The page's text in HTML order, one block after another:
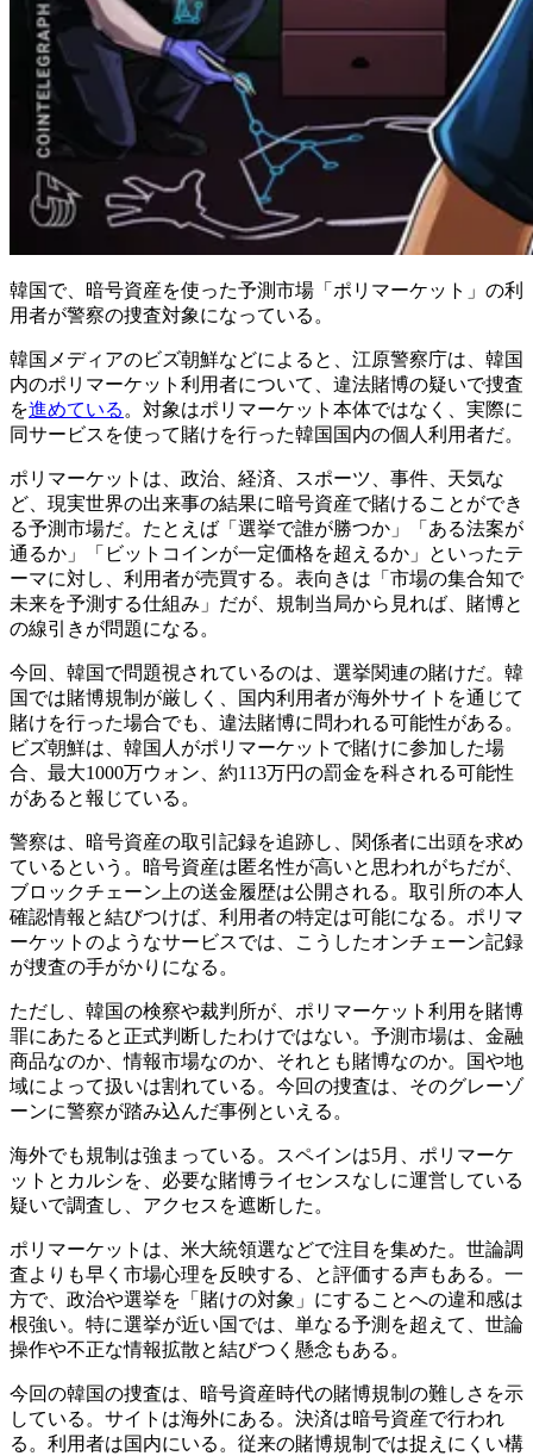
韓国で、暗号資産を使った予測市場「ポリマーケット」の利
用者が警察の捜査対象になっている。
韓国メディアのビズ朝鮮などによると、江原警察庁は、韓国
内のポリマーケット利用者について、違法賭博の疑いで捜査
を進めている 。対象はポリマーケット本体ではなく、実際に
同サービスを使って賭けを行った韓国国内の個人利用者だ。
ポリマーケットは、政治、経済、スポーツ、事件、天気な
ど、現実世界の出来事の結果に暗号資産で賭けることができ
る予測市場だ。たとえば「選挙で誰が勝つか」「ある法案が
通るか」「ビットコインが一定価格を超えるか」といったテ
ーマに対し、利用者が売買する。表向きは「市場の集合知で
未来を予測する仕組み」だが、規制当局から見れば、賭博と
の線引きが問題になる。
今回、韓国で問題視されているのは、選挙関連の賭けだ。韓
国では賭博規制が厳しく、国内利用者が海外サイトを通じて
賭けを行った場合でも、違法賭博に問われる可能性がある。
ビズ朝鮮は、韓国人がポリマーケットで賭けに参加した場
合、最大1000万ウォン、約113万円の罰金を科される可能性
があると報じている。
警察は、暗号資産の取引記録を追跡し、関係者に出頭を求め
ているという。暗号資産は匿名性が高いと思われがちだが、
ブロックチェーン上の送金履歴は公開される。取引所の本人
確認情報と結びつけば、利用者の特定は可能になる。ポリマ
ーケットのようなサービスでは、こうしたオンチェーン記録
が捜査の手がかりになる。
ただし、韓国の検察や裁判所が、ポリマーケット利用を賭博
罪にあたると正式判断したわけではない。予測市場は、金融
商品なのか、情報市場なのか、それとも賭博なのか。国や地
域によって扱いは割れている。今回の捜査は、そのグレーゾ
ーンに警察が踏み込んだ事例といえる。
海外でも規制は強まっている。スペインは5月、ポリマーケ
ットとカルシを、必要な賭博ライセンスなしに運営している
疑いで調査し、アクセスを遮断した。
ポリマーケットは、米大統領選などで注目を集めた。世論調
査よりも早く市場心理を反映する、と評価する声もある。一
方で、政治や選挙を「賭けの対象」にすることへの違和感は
根強い。特に選挙が近い国では、単なる予測を超えて、世論
操作や不正な情報拡散と結びつく懸念もある。
今回の韓国の捜査は、暗号資産時代の賭博規制の難しさを示
している。サイトは海外にある。決済は暗号資産で行われ
る。利用者は国内にいる。従来の賭博規制では捉えにくい構